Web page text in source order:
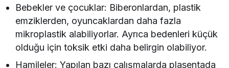
Bebekler ve çocuklar: Biberonlardan, plastik
emziklerden, oyuncaklardan daha fazla
mikroplastik alabiliyorlar. Ayrıca bedenleri küçük
olduğu için toksik etki daha belirgin olabiliyor.
Hamileler: Yapılan bazı çalışmalarda plasentada